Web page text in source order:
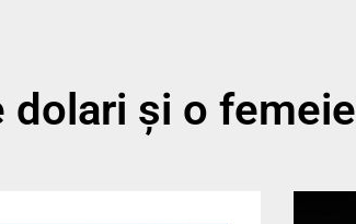
dolari și o femeie